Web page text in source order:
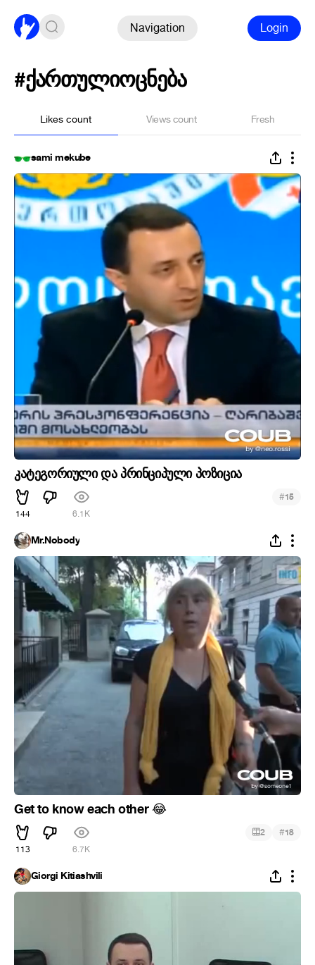
Navigation Login
#ქართულიოცნება
Likes count Views count Fresh
sami mekube
კატეგორიული და პრინციპული პოზიცია
144 6.1K
#15
Mr.Nobody
Get to know each other 😂
113 6.7K
2 #18
Giorgi Kitiashvili